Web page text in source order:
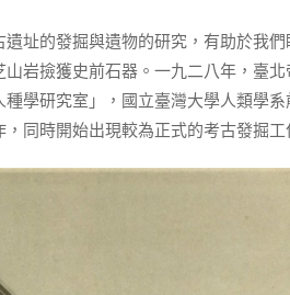
址的發掘與遺物的研究，有助於我
山岩撿獲史前石器。一九二八年，臺
學研究室」，國立臺灣大學人類學
同時開始出現較為正式的考古發掘工